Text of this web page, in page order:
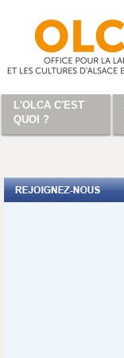
L'OLCA C'EST
QUOI ?